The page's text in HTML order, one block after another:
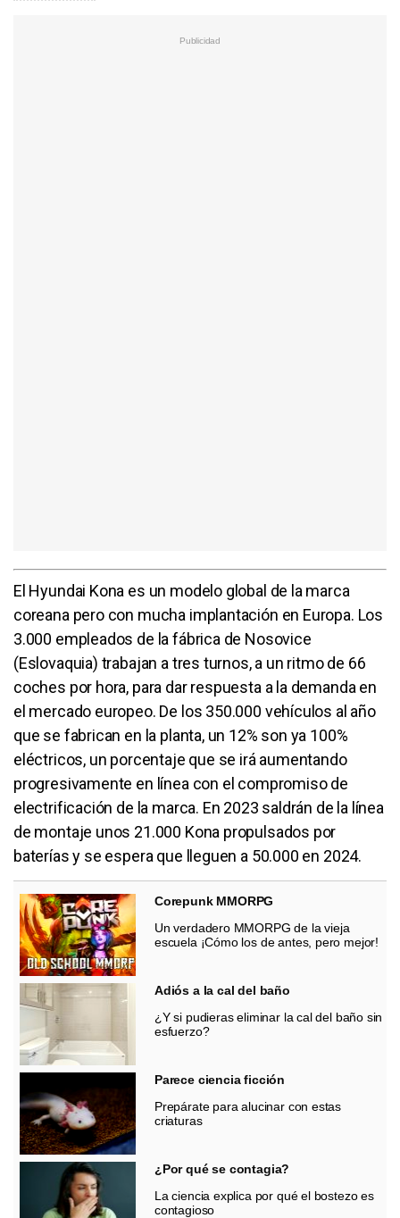
El Hyundai Kona es un modelo global de la marca
coreana pero con mucha implantación en Europa. Los
3.000 empleados de la fábrica de Nosovice
(Eslovaquia) trabajan a tres turnos, a un ritmo de 66
coches por hora, para dar respuesta a la demanda en
el mercado europeo. De los 350.000 vehículos al año
que se fabrican en la planta, un 12% son ya 100%
eléctricos, un porcentaje que se irá aumentando
progresivamente en línea con el compromiso de
electrificación de la marca. En 2023 saldrán de la línea
de montaje unos 21.000 Kona propulsados por
baterías y se espera que lleguen a 50.000 en 2024.
Corepunk MMORPG
Un verdadero MMORPG de la vieja
escuela ¡Cómo los de antes, pero mejor!
Adiós a la cal del baño
¿Y si pudieras eliminar la cal del baño sin
esfuerzo?
Parece ciencia ficción
Prepárate para alucinar con estas
criaturas
¿Por qué se contagia?
La ciencia explica por qué el bostezo es
contagioso